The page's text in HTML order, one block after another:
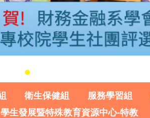
衛生保健組 服務學習組
學生發展暨特殊教育資源中心-特教